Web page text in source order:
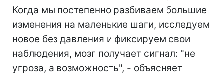
Когда мы постепенно разбиваем большие
изменения на маленькие шаги, исследуем
новое без давления и фиксируем свои
наблюдения, мозг получает сигнал: "не
угроза, а возможность", - объясняет